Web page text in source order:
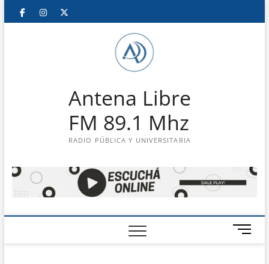
Saltar
FacebookInstagram
Antena Libre
FM 89.1 Mhz
RADIO PÚBLICA Y UNIVERSITARIA
B
o